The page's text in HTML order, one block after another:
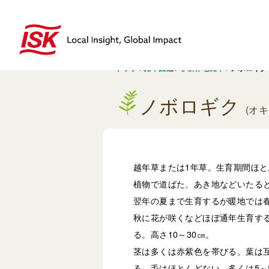
トップ /雑草図鑑/ 非耕作地雑草 / ノボロギク
ノボロギク (オ
越年草または1年草。生育期間ほ
植物で道ばた、あき地などいたる
翌年の夏まで生育するが暖地では
秋に花が咲くなどほぼ通年生育す
る。高さ10～30㎝。
茎は多くは赤紫色を帯びる。葉は